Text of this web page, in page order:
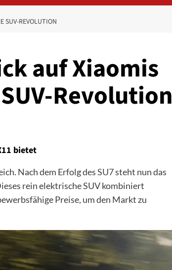
SUV-REVOLUTION
auf Xiaomis
Revolution
bietet
Nach dem Erfolg desSU7steht nun das
rein elektrische SUV kombiniert
Preise, um den Markt zu